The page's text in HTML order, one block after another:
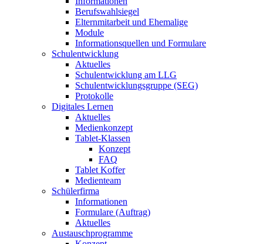
Berufswahlsiegel
Elternmitarbeit und Ehemalige
Module
Informationsquellen und Formulare
Schulentwicklung
Aktuelles
Schulentwicklung am LLG
Schulentwicklungsgruppe (SEG)
Protokolle
Digitales Lernen
Aktuelles
Medienkonzept
Tablet-Klassen
Konzept
FAQ
Tablet Koffer
Medienteam
Schülerfirma
Informationen
Formulare (Auftrag)
Aktuelles
Austauschprogramme